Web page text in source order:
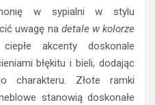
w sypialni w stylu
uwagę na detale w kolorze
akcenty doskonale
błękitu i bieli, dodając
charakteru. Złote ramki
stanowią doskonałe